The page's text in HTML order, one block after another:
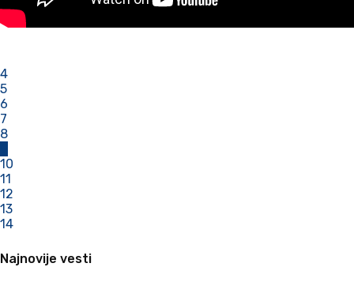
4
5
6
7
8
10
11
12
13
14
Najnovije vesti